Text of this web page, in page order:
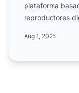
plataforma
reproductores
Aug 1, 2025